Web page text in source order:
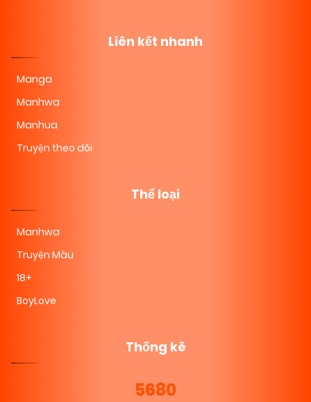
Liên kết nhanh
Manga
Manhwa
Manhua
Truyện theo dõi
Thể loại
Manhwa
Truyện Màu
18+
BoyLove
Thống kê
5680